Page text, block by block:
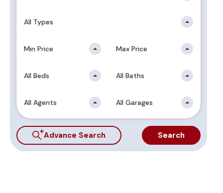
All Types
Min Price Max Price
All Beds All Baths
All Agents All Garages
Advance Search Search